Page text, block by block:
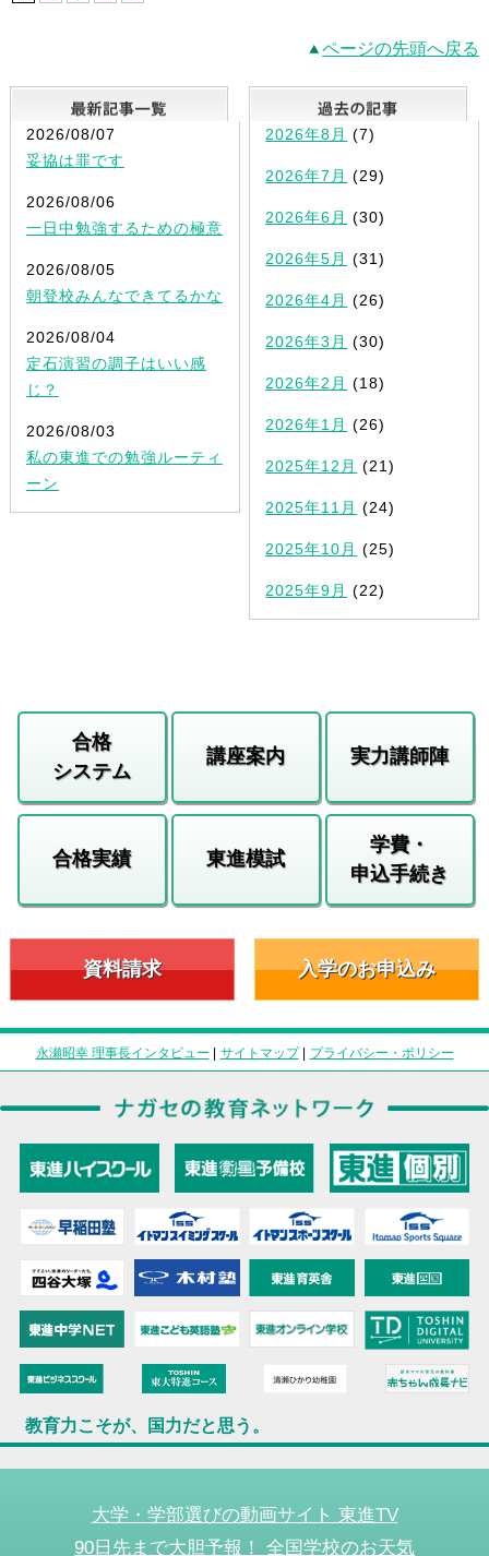
ページの先頭へ戻る
最新記事一覧
2026/08/07
妥協は罪です
2026/08/06
一日中勉強するための極意
2026/08/05
朝登校みんなできてるかな
2026/08/04
定石演習の調子はいい感
じ？
2026/08/03
私の東進での勉強ルーティ
ーン
2026年8月 (7)
2026年7月 (29)
2026年6月 (30)
2026年5月 (31)
2026年4月 (26)
2026年3月 (30)
2026年2月 (18)
2026年1月 (26)
2025年12月 (21)
2025年11月 (24)
2025年10月 (25)
2025年9月 (22)
合格
システム
講座案内 実力講師陣
合格実績 東進模試
学費・
申込手続き
資料請求 入学のお申込み
永瀬昭幸 理事長インタビュー | サイトマップ| プライバシー・ポリシー
教育力こそが、国力だと思う。
大学・学部選びの動画サイト 東進TV
90日先まで大胆予報！ 全国学校のお天気